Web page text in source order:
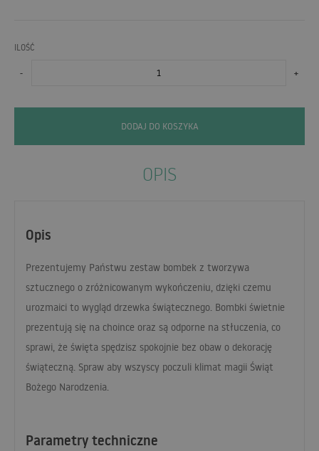
ILOŚĆ
- +
DODAJ DO KOSZYKA
OPIS
Parametry techniczne
Opis
Prezentujemy Państwu zestaw bombek z tworzywa
sztucznego o zróżnicowanym wykończeniu, dzięki czemu
urozmaici to wygląd drzewka świątecznego. Bombki świetnie
prezentują się na choince oraz są odporne na stłuczenia, co
sprawi, że święta spędzisz spokojnie bez obaw o dekorację
świąteczną. Spraw aby wszyscy poczuli klimat magii Świąt
Bożego Narodzenia.